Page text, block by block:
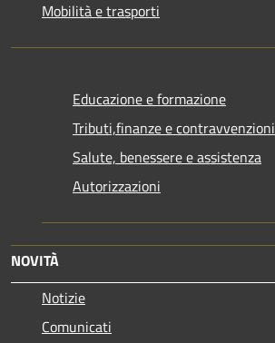
Mobilità e trasporti
Educazione e formazione
Tributi,finanze e contravvenzioni
Salute, benessere e assistenza
Autorizzazioni
NOVITÀ
Notizie
Comunicati